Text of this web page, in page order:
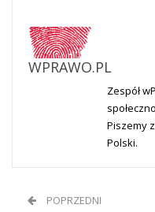
WPRAWO.PL
Zespół
Piszemy
Polski.
POPRZEDNI